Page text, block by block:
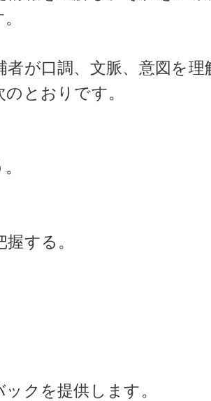
が口調、文脈、意図を理
とおりです。
する。
クを提供します。